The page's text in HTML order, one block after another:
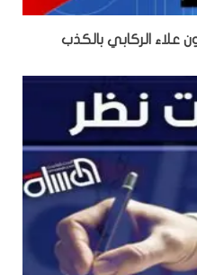
علاء الركابي بالكذب